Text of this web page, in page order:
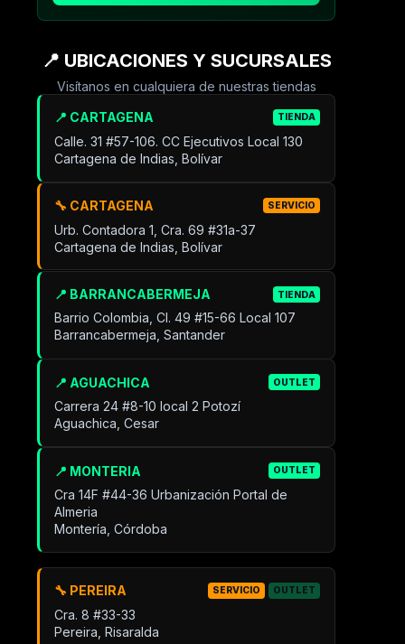
📍 UBICACIONES Y SUCURSALES
Visítanos en cualquiera de nuestras tiendas
📍 CARTAGENA TIENDA
Calle. 31 #57-106. CC Ejecutivos Local 130
Cartagena de Indias, Bolívar
🔧 CARTAGENA SERVICIO
Urb. Contadora 1, Cra. 69 #31a-37
Cartagena de Indias, Bolívar
📍 BARRANCABERMEJA TIENDA
Barrio Colombia, Cl. 49 #15-66 Local 107
Barrancabermeja, Santander
📍 AGUACHICA OUTLET
Carrera 24 #8-10 local 2 Potozí
Aguachica, Cesar
📍 MONTERIA OUTLET
Cra 14F #44-36 Urbanización Portal de
Almeria
Montería, Córdoba
🔧 PEREIRA SERVICIO OUTLET
Cra. 8 #33-33
Pereira, Risaralda